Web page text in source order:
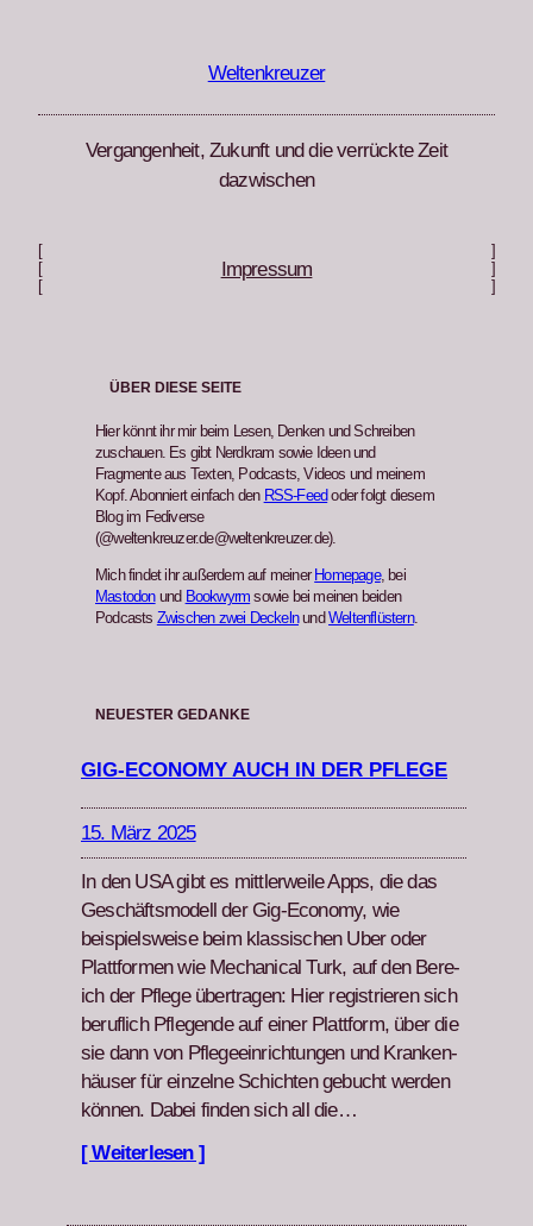
Weltenkreuzer
Vergangenheit, Zukunft und die verrückte Zeit
dazwischen
Impressum
ÜBER DIESE SEITE
Hier könnt ihr mir beim Lesen, Denken und Schreiben
zuschauen. Es gibt Nerdkram sowie Ideen und
Fragmente aus Texten, Podcasts, Videos und meinem
Kopf. Abonniert einfach den RSS-Feed oder folgt diesem
Blog im Fediverse
(@weltenkreuzer.de@weltenkreuzer.de).
Mich findet ihr außerdem auf meiner Homepage, bei
Mastodonund Bookwyrm sowie bei meinen beiden
Podcasts Zwischen zwei DeckelnundWeltenflüstern.
NEUESTER GEDANKE
GIG-ECONOMY AUCH IN DER PFLEGE
15. März 2025
In den USA gibt es mit­tler­weile Apps, die das
Geschäftsmod­ell der Gig-Econ­o­my, wie
beispiel­sweise beim klas­sis­chen Uber oder
Plat­tfor­men wie Mechan­i­cal Turk, auf den Bere­
ich der Pflege über­tra­gen: Hier reg­istri­eren sich
beru­flich Pfle­gende auf ein­er Plat­tform, über die
sie dann von Pflegeein­rich­tun­gen und Kranken­
häuser für einzelne Schicht­en gebucht wer­den
kön­nen. Dabei find­en sich all die…
[ Weiterlesen ]